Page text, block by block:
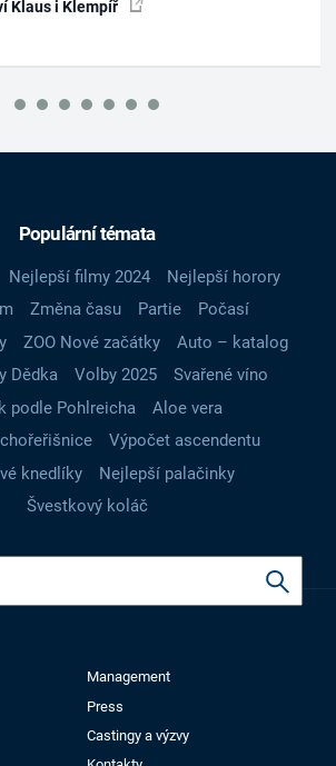
Klaus i Klempíř
Populární témata
Nejlepší filmy 2024
Nejlepší horory
Změna času Partie
Počasí
ZOO Nové začátky
Auto – katalog
Dědka
Volby 2025
Svařené víno
podle Pohlreicha
Aloe vera
Výpočet ascendentu
knedlíky
Nejlepší palačinky
Švestkový koláč
Management
Press
Castingy a výzvy